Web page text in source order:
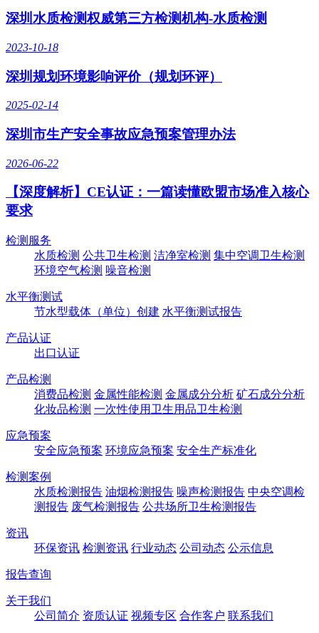
深圳水质检测权威第三方检测机构-水质检测
2023-10-18
深圳规划环境影响评价（规划环评）
2025-02-14
深圳市生产安全事故应急预案管理办法
2026-06-22
【深度解析】CE认证：一篇读懂欧盟市场准入核心
要求
检测服务
水质检测 公共卫生检测 洁净室检测 集中空调卫生检测
环境空气检测 噪音检测
水平衡测试
节水型载体（单位）创建 水平衡测试报告
产品认证
出口认证
产品检测
消费品检测 金属性能检测 金属成分分析 矿石成分分析
化妆品检测 一次性使用卫生用品卫生检测
应急预案
安全应急预案 环境应急预案 安全生产标准化
检测案例
水质检测报告 油烟检测报告 噪声检测报告 中央空调检
测报告 废气检测报告 公共场所卫生检测报告
资讯
环保资讯 检测资讯 行业动态 公司动态 公示信息
报告查询
关于我们
公司简介 资质认证 视频专区 合作客户 联系我们